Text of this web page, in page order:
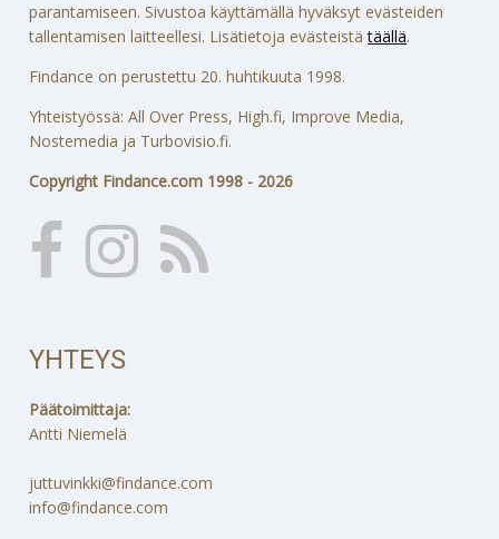
parantamiseen. Sivustoa käyttämällä hyväksyt evästeiden
tallentamisen laitteellesi. Lisätietoja evästeistätäällä.
Findance on perustettu 20. huhtikuuta 1998.
Yhteistyössä: All Over Press, High.fi, Improve Media,
Nostemedia ja Turbovisio.fi.
Copyright Findance.com 1998 - 2026
YHTEYS
Päätoimittaja:
Antti Niemelä
juttuvinkki@findance.com
info@findance.com